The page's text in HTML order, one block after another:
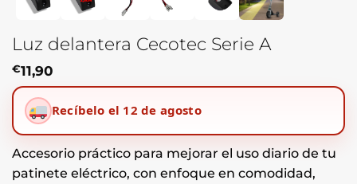
Luz delantera Cecotec Serie A
€11,90
Recíbelo el 12 de agosto
Accesorio práctico para mejorar el uso diario de tu
patinete eléctrico, con enfoque en comodidad,